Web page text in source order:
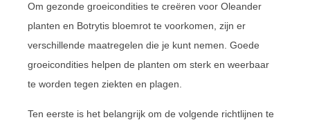
Om gezonde groeicondities te creëren voor Oleander
planten en Botrytis bloemrot te voorkomen, zijn er
verschillende maatregelen die je kunt nemen. Goede
groeicondities helpen de planten om sterk en weerbaar
te worden tegen ziekten en plagen.
Ten eerste is het belangrijk om de volgende richtlijnen te